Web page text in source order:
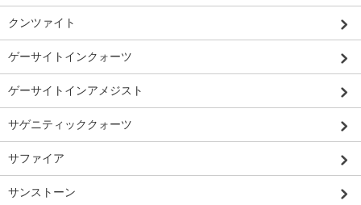
クンツァイト
ゲーサイトインクォーツ
ゲーサイトインアメジスト
サゲニティッククォーツ
サファイア
サンストーン